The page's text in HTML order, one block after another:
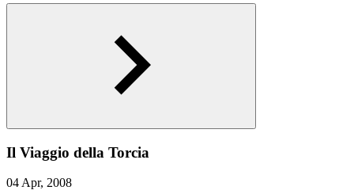
Il Viaggio della Torcia
04 Apr, 2008